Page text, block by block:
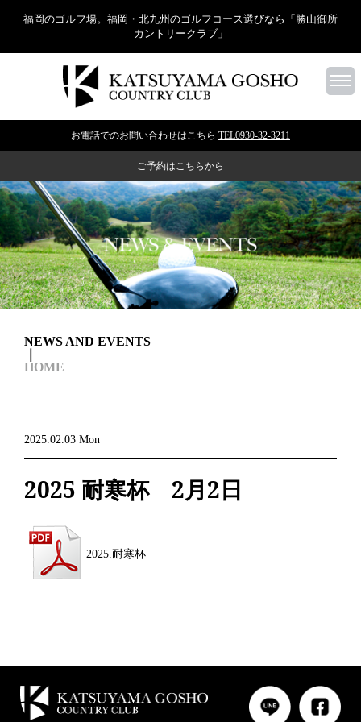
福岡のゴルフ場。福岡・北九州のゴルフコース選びなら「勝山御所
カントリークラブ」
お電話でのお問い合わせはこちら TEL0930-32-3211
ご予約はこちらから
HOME
NEWS AND EVENTS
2025.02.03 Mon
2025 耐寒杯 2月2日
2025.耐寒杯